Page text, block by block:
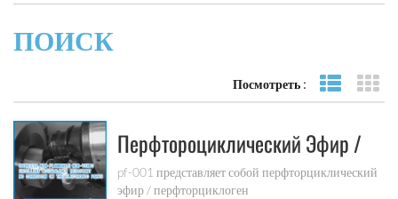
ПОИСК
Посмотреть :
Перфтороциклический Эфир /
Перфтороциклоген Pf-010
pf-001 представляет собой перфторциклический
эфир / перфторциклоген